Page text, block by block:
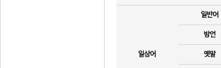
일상어
일반어
방언
옛말